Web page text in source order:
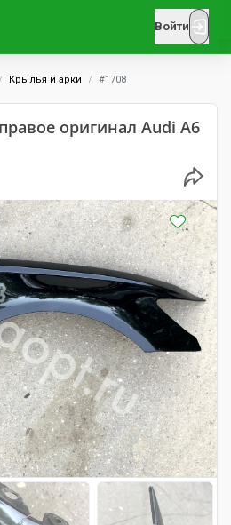
Войти
Крылья и арки #1708
оригинал Audi A6